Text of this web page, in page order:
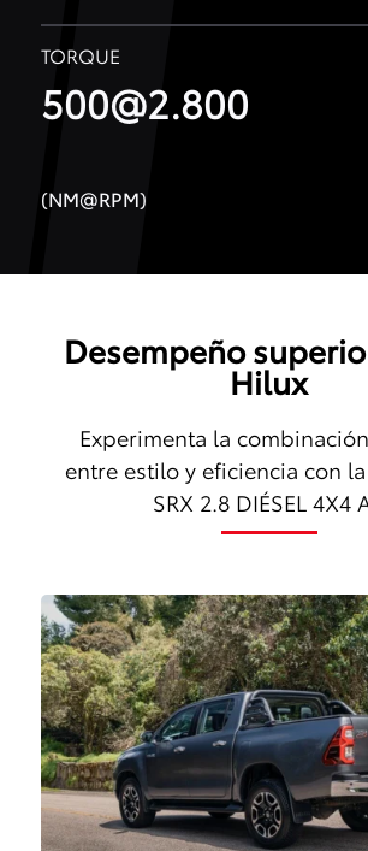
TORQUE
500@2.800
(NM@RPM)
Desempeño
Hilux
Experimenta la
entre estilo y eficiencia con la
SRX 2.8 DIÉSEL 4X4